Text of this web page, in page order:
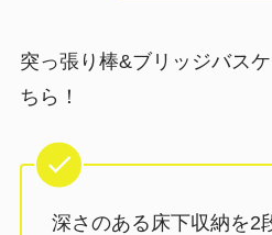
突っ張り棒&ブリッジバス
ちら！
深さのある床下収納を2